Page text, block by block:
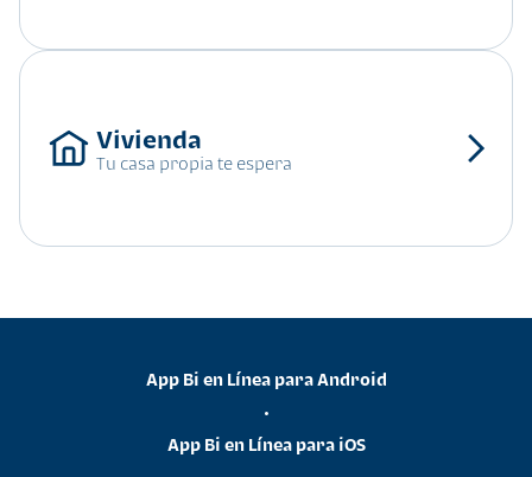
Tu casa propia te espera
App Bi en Línea para Android
•
App Bi en Línea para iOS